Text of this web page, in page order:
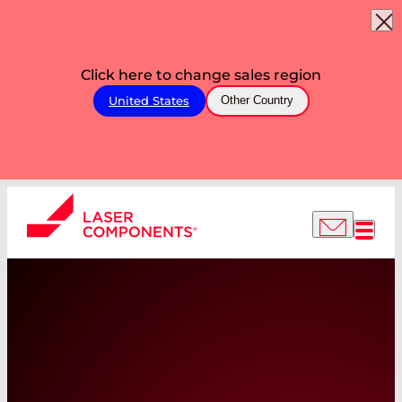
Click here to change sales region
United States Other Country